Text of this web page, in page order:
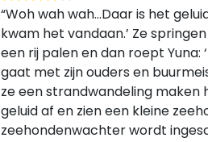
“Woh wah wah…Daar is het
kwam het vandaan.’ Ze
een rij palen en dan roept Yuna:
gaat met zijn ouders en
ze een strandwandeling maken
geluid af en zien een kleine
zeehondenwachter wordt